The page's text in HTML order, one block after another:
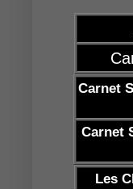
Carnet
Carnet
Les